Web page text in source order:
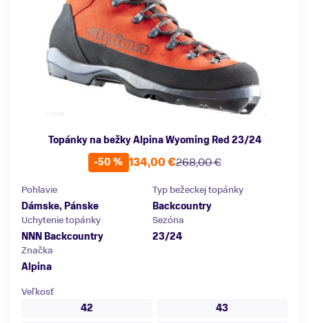
Topánky na bežky Alpina Wyoming Red 23/24
-50 %
268,00 €
134,00 €
Pohlavie
Dámske, Pánske
Typ bežeckej topánky
Backcountry
Uchytenie topánky
NNN Backcountry
Sezóna
23/24
Značka
Alpina
Veľkosť
42
43